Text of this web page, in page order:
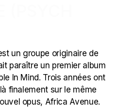
un groupe originaire de
paraître un premier album
In Mind. Trois années ont
finalement sur le même
opus, Africa Avenue.